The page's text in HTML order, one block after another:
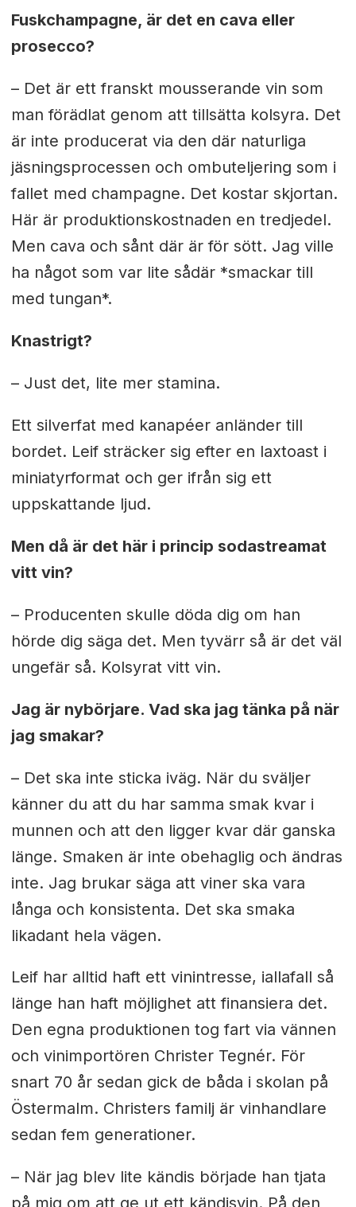
Fuskchampagne, är det en cava eller
prosecco?
– Det är ett franskt mousserande vin som
man förädlat genom att tillsätta kolsyra. Det
är inte producerat via den där naturliga
jäsningsprocessen och ombuteljering som i
fallet med champagne. Det kostar skjortan.
Här är produktionskostnaden en tredjedel.
Men cava och sånt där är för sött. Jag ville
ha något som var lite sådär *smackar till
med tungan*.
Knastrigt?
– Just det, lite mer stamina.
Ett silverfat med kanapéer anländer till
bordet. Leif sträcker sig efter en laxtoast i
miniatyrformat och ger ifrån sig ett
uppskattande ljud.
Men då är det här i princip sodastreamat
vitt vin?
– Producenten skulle döda dig om han
hörde dig säga det. Men tyvärr så är det väl
ungefär så. Kolsyrat vitt vin.
Jag är nybörjare. Vad ska jag tänka på när
jag smakar?
– Det ska inte sticka iväg. När du sväljer
känner du att du har samma smak kvar i
munnen och att den ligger kvar där ganska
länge. Smaken är inte obehaglig och ändras
inte. Jag brukar säga att viner ska vara
långa och konsistenta. Det ska smaka
likadant hela vägen.
Leif har alltid haft ett vinintresse, iallafall så
länge han haft möjlighet att finansiera det.
Den egna produktionen tog fart via vännen
och vinimportören Christer Tegnér. För
snart 70 år sedan gick de båda i skolan på
Östermalm. Christers familj är vinhandlare
sedan fem generationer.
– När jag blev lite kändis började han tjata